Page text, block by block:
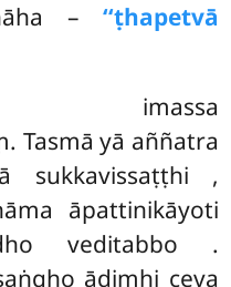
– ‘‘ṭhapetvā
Tasmā yā aññatra
sukkavissaṭṭhi ,
āpattinikāyoti
veditabbo .
ādimhi ceva